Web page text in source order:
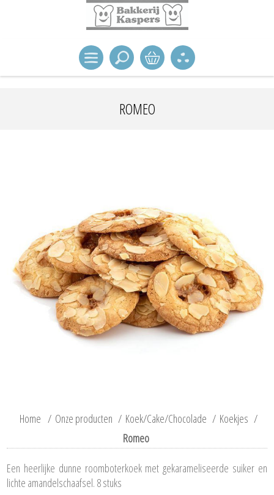
ROMEO
Home / Onze producten / Koek/Cake/Chocolade / Koekjes /
Romeo
Een heerlijke dunne roomboterkoek met gekarameliseerde suiker en
lichte amandelschaafsel. 8 stuks